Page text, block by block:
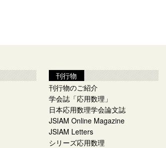
刊行物
刊行物のご紹介
学会誌「応用数理」
日本応用数理学会論文誌
JSIAM Online Magazine
JSIAM Letters
シリーズ応用数理